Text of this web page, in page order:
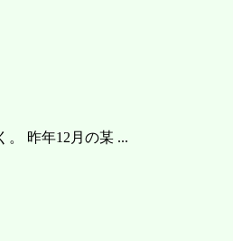
。 昨年12月の某 ...